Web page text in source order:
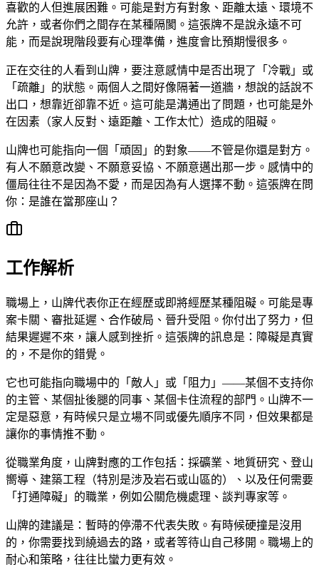
喜歡的人但進展困難。可能是對方有對象、距離太遠、環境不
允許，或者你們之間存在某種隔閡。這張牌不是說永遠不可
能，而是說現階段要有心理準備，進度會比預期慢很多。
正在交往的人看到山牌，要注意感情中是否出現了「冷戰」或
「疏離」的狀態。兩個人之間好像隔著一道牆，想說的話說不
出口，想靠近卻靠不近。這可能是溝通出了問題，也可能是外
在因素（家人反對、遠距離、工作太忙）造成的阻礙。
山牌也可能指向一個「頑固」的對象——不管是你還是對方。
有人不願意改變、不願意妥協、不願意邁出那一步。感情中的
僵局往往不是因為不愛，而是因為有人選擇不動。這張牌在問
你：是誰在當那座山？
工作解析
職場上，山牌代表你正在經歷或即將經歷某種阻礙。可能是專
案卡關、審批延遲、合作破局、晉升受阻。你付出了努力，但
結果遲遲不來，讓人感到挫折。這張牌的訊息是：障礙是真實
的，不是你的錯覺。
它也可能指向職場中的「敵人」或「阻力」——某個不支持你
的主管、某個扯後腿的同事、某個卡住流程的部門。山牌不一
定是惡意，有時候只是立場不同或優先順序不同，但效果都是
讓你的事情推不動。
從職業角度，山牌對應的工作包括：採礦業、地質研究、登山
嚮導、建築工程（特別是涉及岩石或山區的）、以及任何需要
「打通障礙」的職業，例如公關危機處理、談判專家等。
山牌的建議是：暫時的停滯不代表失敗。有時候硬撞是沒用
的，你需要找到繞過去的路，或者等待山自己移開。職場上的
耐心和策略，往往比蠻力更有效。